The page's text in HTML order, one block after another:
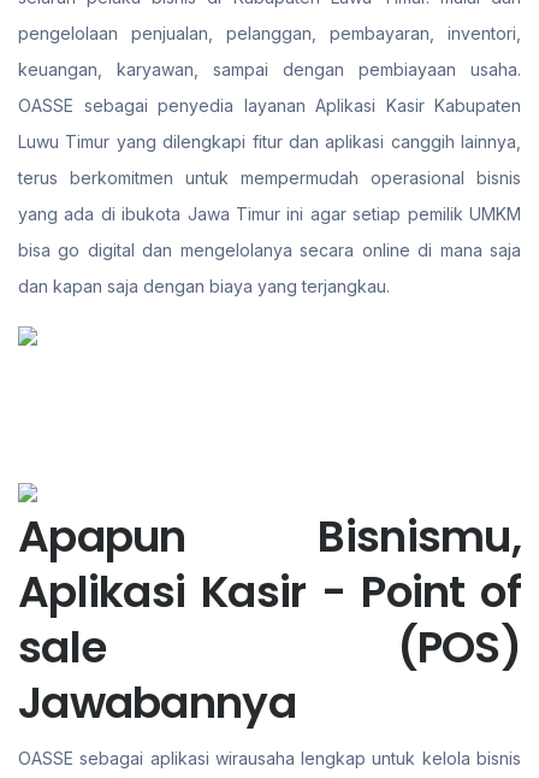
pengelolaan penjualan, pelanggan, pembayaran, inventori,
keuangan, karyawan, sampai dengan pembiayaan usaha.
OASSE sebagai penyedia layanan Aplikasi Kasir Kabupaten
Luwu Timur yang dilengkapi fitur dan aplikasi canggih lainnya,
terus berkomitmen untuk mempermudah operasional bisnis
yang ada di ibukota Jawa Timur ini agar setiap pemilik UMKM
bisa go digital dan mengelolanya secara online di mana saja
dan kapan saja dengan biaya yang terjangkau.
Apapun Bisnismu,
Aplikasi Kasir - Point of
sale (POS)
Jawabannya
OASSE sebagai aplikasi wirausaha lengkap untuk kelola bisnis